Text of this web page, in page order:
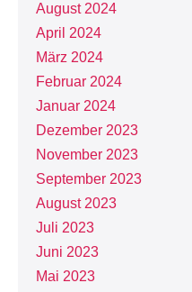
August 2024
April 2024
März 2024
Februar 2024
Januar 2024
Dezember 2023
November 2023
September 2023
August 2023
Juli 2023
Juni 2023
Mai 2023